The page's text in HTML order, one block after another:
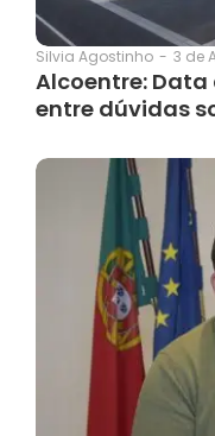
Silvia Agostinho - 3 de
Alcoentre:
entre dúvidas